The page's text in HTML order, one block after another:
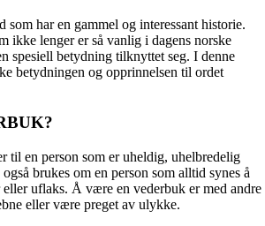
som har en gammel og interessant historie.
ikke lenger er så vanlig i dagens norske
spesiell betydning tilknyttet seg. I denne
betydningen og opprinnelsen til ordet
til en person som er uheldig, uhelbredelig
brukes om en person som alltid synes å
uflaks. Å være en vederbuk er med andre
eller være preget av ulykke.